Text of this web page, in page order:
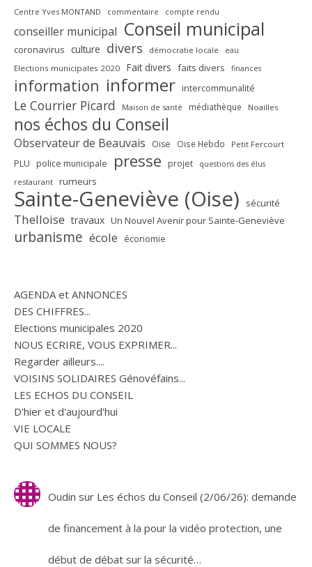
Centre Yves MONTAND commentaire compte rendu
conseiller municipal Conseil municipal
coronavirus culture divers démocratie locale eau
Elections municipales 2020 Fait divers faits divers finances
information informer intercommunalité
Le Courrier Picard Maison de santé médiathèque Noailles
nos échos du Conseil
Observateur de Beauvais Oise Oise Hebdo Petit Fercourt
PLU police municipale presse projet questions des élus
restaurant rumeurs
Sainte-Geneviève (Oise) sécurité
Thelloise travaux Un Nouvel Avenir pour Sainte-Geneviève
urbanisme école économie
AGENDA et ANNONCES
DES CHIFFRES...
Elections municipales 2020
NOUS ECRIRE, VOUS EXPRIMER...
Regarder ailleurs....
VOISINS SOLIDAIRES Génovéfains...
LES ECHOS DU CONSEIL
D'hier et d'aujourd'hui
VIE LOCALE
QUI SOMMES NOUS?
Oudin sur Les échos du Conseil (2/06/26): demande
de financement à la pour la vidéo protection, une
début de débat sur la sécurité…